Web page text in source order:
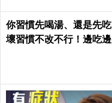
你習慣先喝湯、還是先
壞習慣不改不行！邊吃